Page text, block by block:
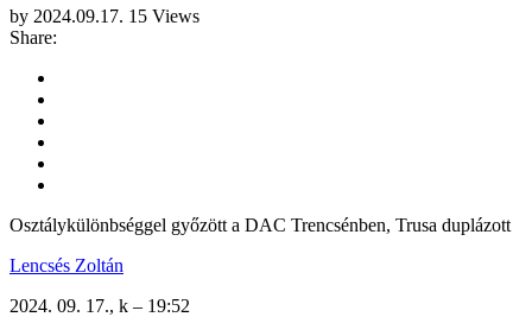
by 2024.09.17. 15 Views
Share:
Osztálykülönbséggel győzött a DAC Trencsénben, Trusa duplázott
Lencsés Zoltán
2024. 09. 17., k – 19:52